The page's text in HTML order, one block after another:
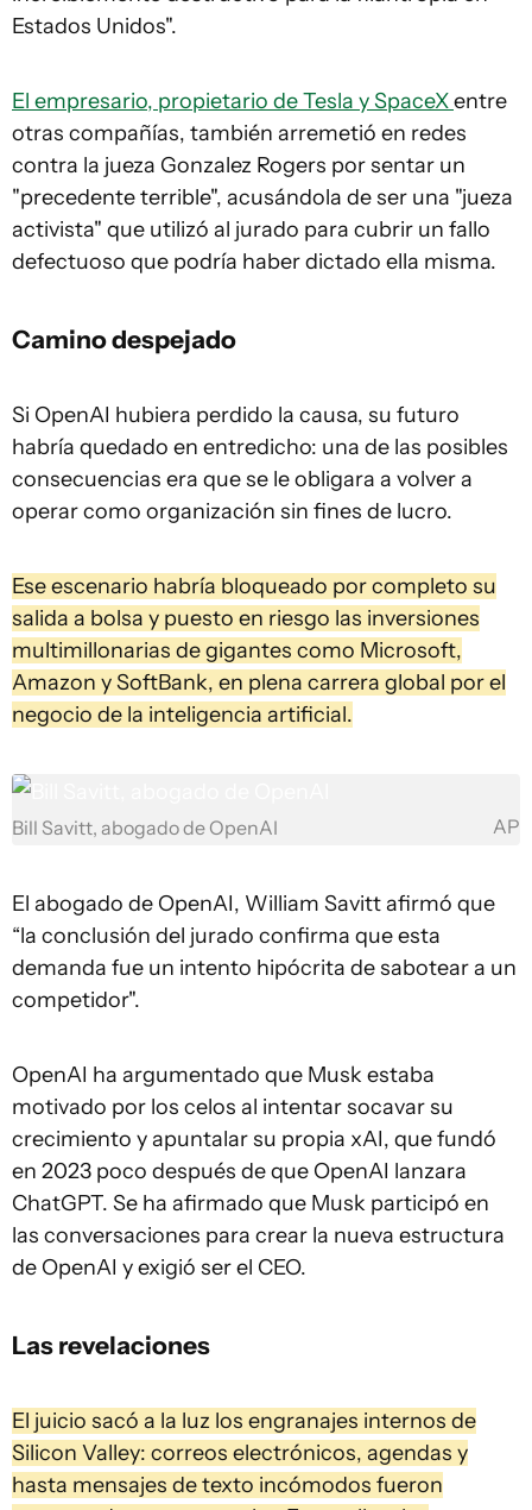
Estados Unidos".
El empresario, propietario de Tesla y SpaceXentre
otras compañías, también arremetió en redes
contra la jueza Gonzalez Rogers por sentar un
"precedente terrible", acusándola de ser una "jueza
activista" que utilizó al jurado para cubrir un fallo
defectuoso que podría haber dictado ella misma.
Camino despejado
Si OpenAI hubiera perdido la causa, su futuro
habría quedado en entredicho: una de las posibles
consecuencias era que se le obligara a volver a
operar como organización sin fines de lucro.
Ese escenario habría bloqueado por completo su
salida a bolsa y puesto en riesgo las inversiones
multimillonarias de gigantes como Microsoft,
Amazon y SoftBank, en plena carrera global por el
negocio de la inteligencia artificial.
Bill Savitt, abogado de OpenAI AP
El abogado de OpenAI, William Savitt afirmó que
“la conclusión del jurado confirma que esta
demanda fue un intento hipócrita de sabotear a un
competidor".
OpenAI ha argumentado que Musk estaba
motivado por los celos al intentar socavar su
crecimiento y apuntalar su propia xAI, que fundó
en 2023 poco después de que OpenAI lanzara
ChatGPT. Se ha afirmado que Musk participó en
las conversaciones para crear la nueva estructura
de OpenAI y exigió ser el CEO.
Las revelaciones
El juicio sacó a la luz los engranajes internos de
Silicon Valley: correos electrónicos, agendas y
hasta mensajes de texto incómodos fueron